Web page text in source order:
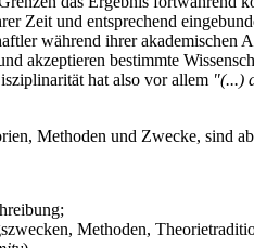
Zeit und entsprechend
während ihrer
akzeptieren bestimmte
hat also vor allem "(...)
Methoden und Zwecke, sind
Methoden,